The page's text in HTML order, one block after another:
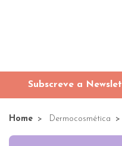
Subscreve a
Home Dermocosmética